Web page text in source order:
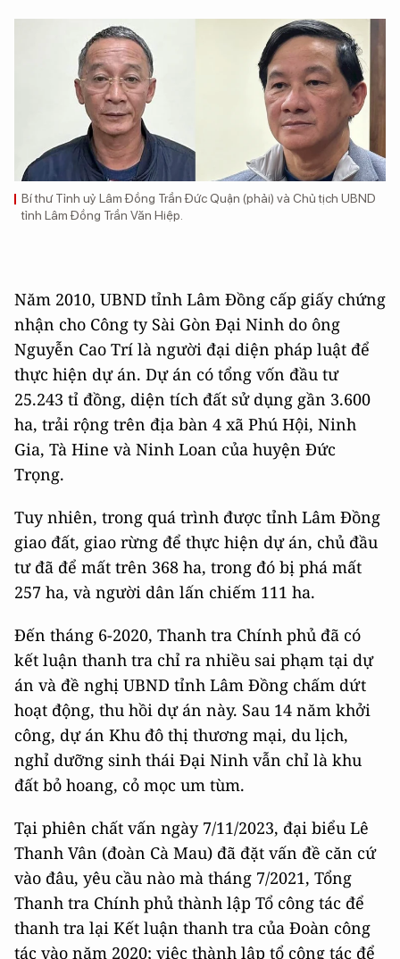
Bí thư Tỉnh uỷ Lâm Đồng Trần Đức Quận (phải) và Chủ tịch UBND
tỉnh Lâm Đồng Trần Văn Hiệp.
Năm 2010, UBND tỉnh Lâm Đồng cấp giấy chứng
nhận cho Công ty Sài Gòn Đại Ninh do ông
Nguyễn Cao Trí là người đại diện pháp luật để
thực hiện dự án. Dự án có tổng vốn đầu tư
25.243 tỉ đồng, diện tích đất sử dụng gần 3.600
ha, trải rộng trên địa bàn 4 xã Phú Hội, Ninh
Gia, Tà Hine và Ninh Loan của huyện Đức
Trọng.
Tuy nhiên, trong quá trình được tỉnh Lâm Đồng
giao đất, giao rừng để thực hiện dự án, chủ đầu
tư đã để mất trên 368 ha, trong đó bị phá mất
257 ha, và người dân lấn chiếm 111 ha.
Đến tháng 6-2020, Thanh tra Chính phủ đã có
kết luận thanh tra chỉ ra nhiều sai phạm tại dự
án và đề nghị UBND tỉnh Lâm Đồng chấm dứt
hoạt động, thu hồi dự án này. Sau 14 năm khởi
công, dự án Khu đô thị thương mại, du lịch,
nghỉ dưỡng sinh thái Đại Ninh vẫn chỉ là khu
đất bỏ hoang, cỏ mọc um tùm.
Tại phiên chất vấn ngày 7/11/2023, đại biểu Lê
Thanh Vân (đoàn Cà Mau) đã đặt vấn đề căn cứ
vào đâu, yêu cầu nào mà tháng 7/2021, Tổng
Thanh tra Chính phủ thành lập Tổ công tác để
thanh tra lại Kết luận thanh tra của Đoàn công
tác vào năm 2020; việc thành lập tổ công tác để